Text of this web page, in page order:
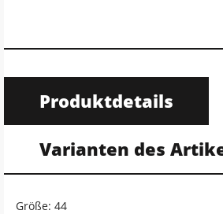
Produktdetails
Varianten des
Größe: 44